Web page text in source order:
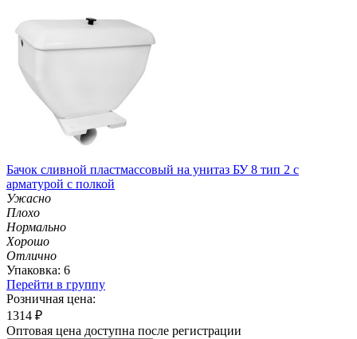
Бачок сливной пластмассовый на унитаз БУ 8 тип 2 с
арматурой с полкой
Ужасно
Плохо
Нормально
Хорошо
Отлично
Упаковка: 6
Перейти в группу
Розничная цена:
1314 ₽
Оптовая цена доступна после регистрации